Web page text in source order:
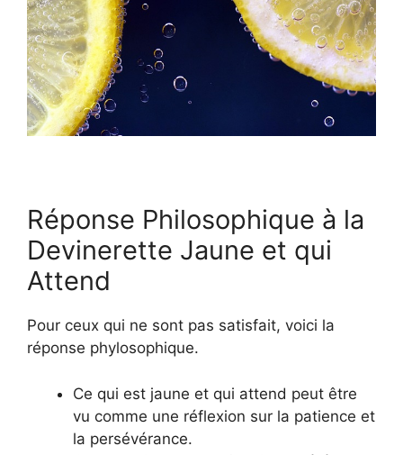
Réponse Philosophique à la
Devinerette Jaune et qui
Attend
Pour ceux qui ne sont pas satisfait, voici la
réponse phylosophique.
Ce qui est jaune et qui attend peut être
vu comme une réflexion sur la patience et
la persévérance.